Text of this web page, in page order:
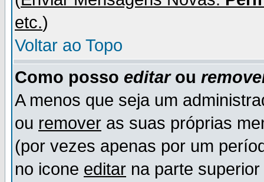
etc.)
Voltar ao Topo
Como posso editarou
A menos que seja um
ou remover as suas próprias
(por vezes apenas por um
no icone editar na parte